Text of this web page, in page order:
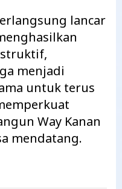
lancar
menjadi
untuk terus
Way Kanan
mendatang.